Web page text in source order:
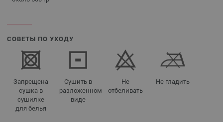
СОВЕТЫ ПО УХОДУ
Запрещена
сушка в
сушилке
для белья
Сушить в
разложенном
виде
Не
отбеливать
Не гладить